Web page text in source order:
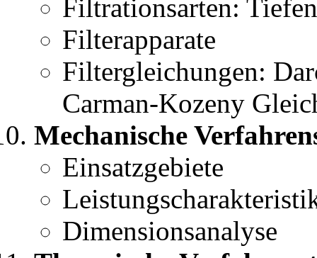
Filtrationsarten:
Filterapparate
Filtergleichungen:
Carman-Kozeny
Mechanische
Einsatzgebiete
Dimensionsanalyse